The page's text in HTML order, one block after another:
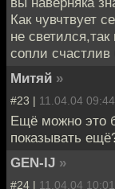
Как чувчтвует
не
сопли
Митяй »
#23 | 11.04.04 09:44
Ещё можно это
показывать
GEN-IJ »
#24 | 11.04.04 10:01